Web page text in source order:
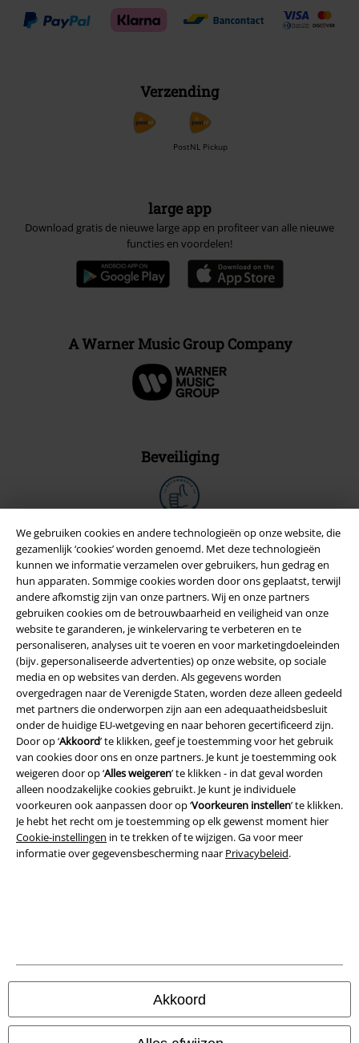
We gebruiken cookies en andere technologieën op onze website, die
gezamenlijk ‘cookies’ worden genoemd. Met deze technologieën
kunnen we informatie verzamelen over gebruikers, hun gedrag en
hun apparaten. Sommige cookies worden door ons geplaatst, terwijl
andere afkomstig zijn van onze partners. Wij en onze partners
gebruiken cookies om de betrouwbaarheid en veiligheid van onze
website te garanderen, je winkelervaring te verbeteren en te
personaliseren, analyses uit te voeren en voor marketingdoeleinden
(bijv. gepersonaliseerde advertenties) op onze website, op sociale
media en op websites van derden. Als gegevens worden
overgedragen naar de Verenigde Staten, worden deze alleen gedeeld
met partners die onderworpen zijn aan een adequaatheidsbesluit
onder de huidige EU-wetgeving en naar behoren gecertificeerd zijn.
Door op ‘Akkoord’ te klikken, geef je toestemming voor het gebruik
van cookies door ons en onze partners. Je kunt je toestemming ook
weigeren door op ‘Alles weigeren’ te klikken - in dat geval worden
alleen noodzakelijke cookies gebruikt. Je kunt je individuele
voorkeuren ook aanpassen door op ‘Voorkeuren instellen’ te klikken.
Je hebt het recht om je toestemming op elk gewenst moment hier
Cookie-instellingen in te trekken of te wijzigen. Ga voor meer
informatie over gegevensbescherming naar Privacybeleid.
Akkoord
Verzending
PostNL Pickup
large app
Download gratis de nieuwe large app en profiteer van alle nieuwe
functies en voordelen!
A Warner Music Group Company
Beveiliging
Legal
Algemene Voorwaarden
Bedrijfsgegevens
Privacyverklaring
Verklaring van conformiteit
Informatie over toegankelijkheid
© 1986-2026 Large Popmerchandising BV